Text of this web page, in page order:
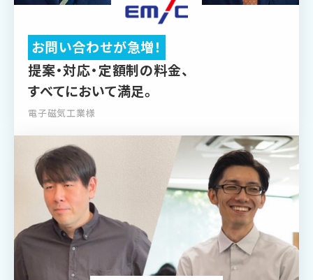
お問い合わせが急増！
提案・対応・定額制の料金、
すべてにおいて満足。
電子磁気工業様